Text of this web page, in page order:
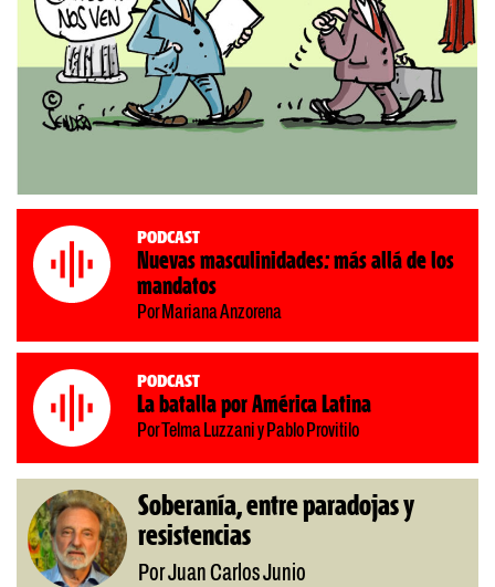
Podcast
Nuevas masculinidades: más allá de los
mandatos
Por Mariana Anzorena
Podcast
La batalla por América Latina
Por Telma Luzzani y Pablo Provitilo
Soberanía, entre paradojas y
resistencias
Por Juan Carlos Junio